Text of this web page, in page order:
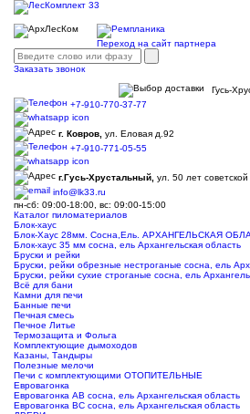
Переход на сайт партнера
Заказать звонок
Гусь-
+7-910-770-37-77
г. Ковров, ул. Еловая д.92
+7-910-771-05-55
г.Гусь-Хрустальный, ул. 50 лет
info@lk33.ru
пн-сб: 09:00-18:00, вс: 09:00-15:00
Каталог пиломатериалов
Блок-хаус
Блок-Хаус 28мм. Сосна,Ель. АРХАНГЕЛЬСКАЯ
Блок-хаус 35 мм сосна, ель Архангельская область
Бруски и рейки
Бруски, рейки обрезные нестроганые сосна, ель
Бруски, рейки сухие строганые сосна, ель
Всё для бани
Камни для печи
Банные печи
Печная смесь
Печное Литье
Термозащита и Фольга
Комплектующие дымоходов
Казаны, Тандыры
Полезные мелочи
Печи с комплектующими ОТОПИТЕЛЬНЫЕ
Евровагонка
Евровагонка АВ сосна, ель Архангельская область
Евровагонка ВС сосна, ель Архангельская область